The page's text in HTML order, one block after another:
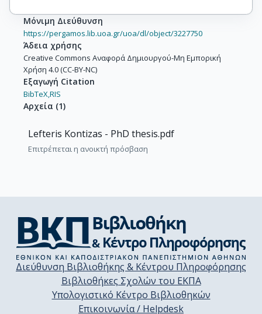
Μόνιμη Διεύθυνση
https://pergamos.lib.uoa.gr/uoa/dl/object/3227750
Άδεια χρήσης
Creative Commons Αναφορά Δημιουργού-Μη Εμπορική
Χρήση 4.0 (CC-BY-NC)
Εξαγωγή Citation
BibTeX,RIS
Αρχεία (1)
Lefteris Kontizas - PhD thesis.pdf
Επιτρέπεται η ανοικτή πρόσβαση
Διεύθυνση Βιβλιοθήκης & Κέντρου Πληροφόρησης
Βιβλιοθήκες Σχολών του ΕΚΠΑ
Υπολογιστικό Κέντρο Βιβλιοθηκών
Επικοινωνία / Helpdesk